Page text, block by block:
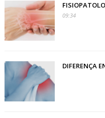
09:34
DIFERENÇA